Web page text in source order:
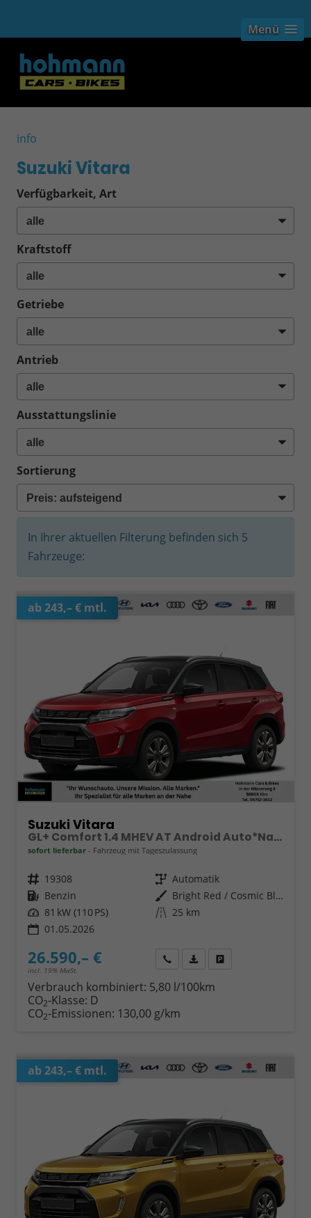
Menü
info
Suzuki Vitara
Verfügbarkeit, Art
Kraftstoff
Getriebe
Antrieb
Ausstattungslinie
Sortierung
In Ihrer aktuellen Filterung befinden sich 5
Fahrzeuge:
ab 243,– € mtl.
Suzuki Vitara
GL+ Comfort 1.4 MHEV AT Android Auto*Navi*SHZ*ACC*Kamera*Klimauto*LED*PrivacyGlas
sofort lieferbar Fahrzeug mit Tageszulassung
Fahrzeugnr. 19308 Getriebe Automatik
Kraftstoff Benzin Außenfarbe
Bright Red / Cosmic Black Pearl Metallic
Leistung 81 kW (110 PS) Kilometerstand 25 km
01.05.2026
26.590,– €
incl. 19% MwSt.
Wir rufen Sie anFahrzeugexposé (PDF)
Verbrauch kombiniert: 5,80 l/100km
CO2-Klasse: D
CO2-Emissionen: 130,00 g/km
ab 243,– € mtl.